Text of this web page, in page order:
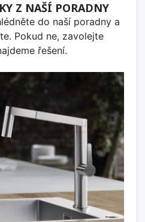
Z NAŠÍ PORADNY
do naší poradny a
Pokud ne, zavolejte
řešení.